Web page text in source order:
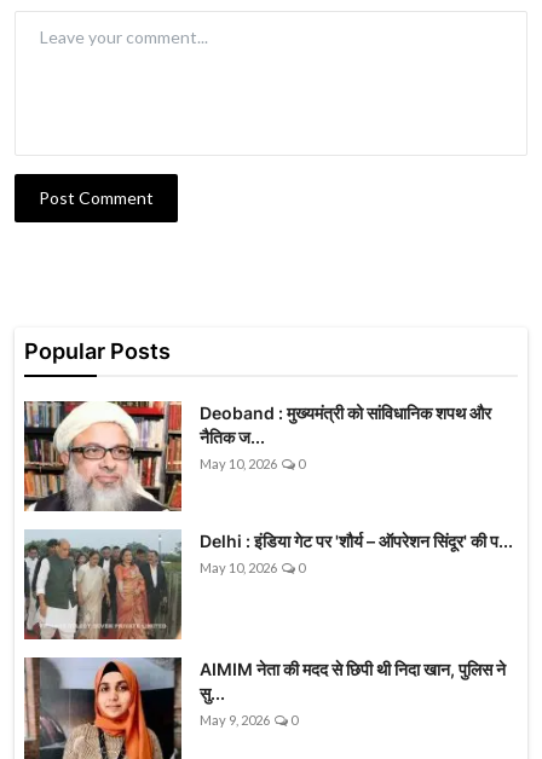
Post Comment
Popular Posts
Deoband : मुख्यमंत्री को सांविधानिक शपथ और
नैतिक ज...
May 10, 2026 0
Delhi : इंडिया गेट पर 'शौर्य – ऑपरेशन सिंदूर' की प...
May 10, 2026 0
AIMIM नेता की मदद से छिपी थी निदा खान, पुलिस ने
सु...
May 9, 2026 0